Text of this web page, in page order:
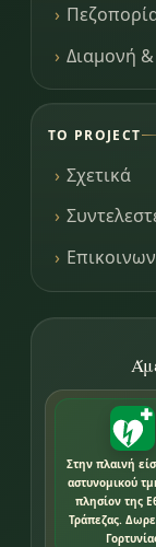
Διαμονή
ΤΟ PROJECT
Σχετικά
Στην πλαινή
αστυνομικού
πλησίον της
Τράπεζας.